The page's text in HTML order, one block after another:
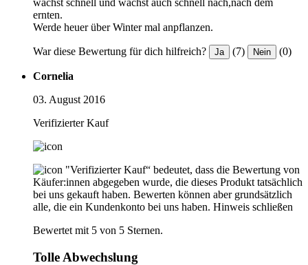
wächst schnell und wächst auch schnell nach,nach dem
ernten.
Werde heuer über Winter mal anpflanzen.
War diese Bewertung für dich hilfreich? Ja (7) Nein (0)
Cornelia
03. August 2016
Verifizierter Kauf
"Verifizierter Kauf“ bedeutet, dass die Bewertung von
Käufer:innen abgegeben wurde, die dieses Produkt tatsächlich
bei uns gekauft haben. Bewerten können aber grundsätzlich
alle, die ein Kundenkonto bei uns haben. Hinweis schließen
Bewertet mit 5 von 5 Sternen.
Tolle Abwechslung